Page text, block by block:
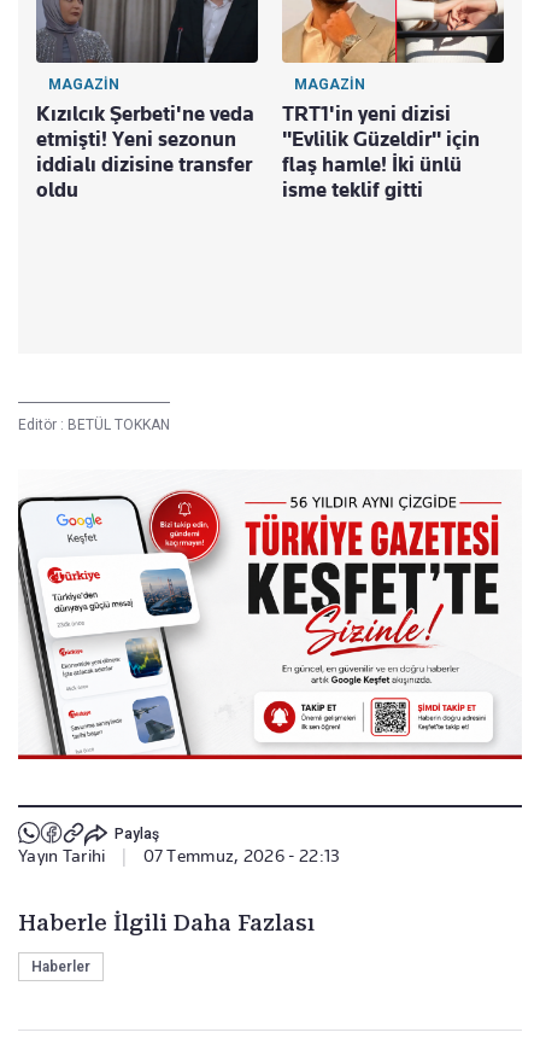
MAGAZİN
Kızılcık Şerbeti'ne veda
etmişti! Yeni sezonun
iddialı dizisine transfer
oldu
MAGAZİN
TRT1'in yeni dizisi
"Evlilik Güzeldir" için
flaş hamle! İki ünlü
isme teklif gitti
Editör : BETÜL TOKKAN
Paylaş
Yayın Tarihi | 07 Temmuz, 2026 - 22:13
Haberle İlgili Daha Fazlası
Haberler